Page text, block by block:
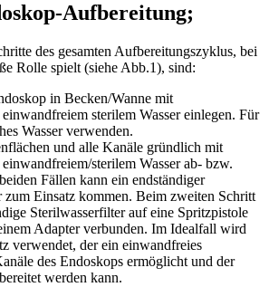
Aufbereitung;
des gesamten Aufbereitungszyklus, bei
Rolle spielt (siehe Abb.1), sind:
in Becken/Wanne mit
sterilem Wasser einlegen. Für
Wasser verwenden.
und alle Kanäle gründlich mit
sterilem Wasser ab- bzw.
Fällen kann ein endständiger
zum Einsatz kommen. Beim zweiten Schritt
Sterilwasserfilter auf eine Spritzpistole
Adapter verbunden. Im Idealfall wird
verwendet, der ein einwandfreies
des Endoskops ermöglicht und der
werden kann.